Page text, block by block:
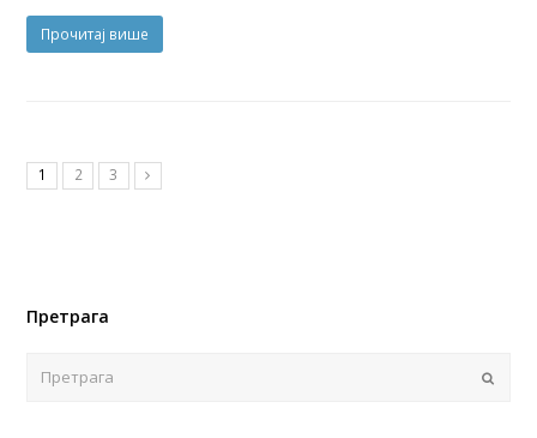
Прочитај више
1 2 3
Претрага